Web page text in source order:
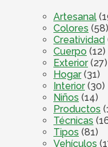
Artesanal
Colores (58)
Creatividad
Cuerpo (12)
Exterior(27)
Hogar(31)
Interior(30)
Niños (14)
Productos
Técnicas
Tipos (81)
Vehículos